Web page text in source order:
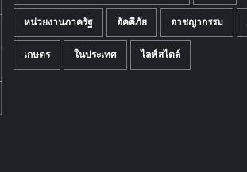
หน่วยงานภาครัฐ อัคคีภัย อาชญากรรม
เกษตร ในประเทศ ไลฟ์สไตล์